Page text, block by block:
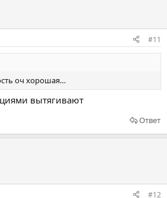
#11
оч хорошая…
вытягивают
Ответ
#12